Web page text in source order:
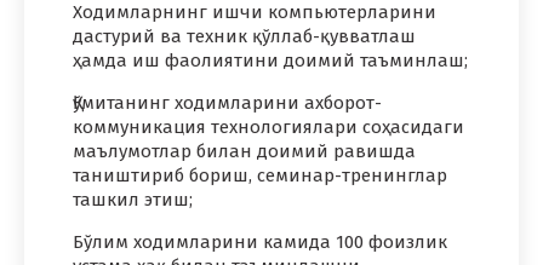
Ходимларнинг ишчи компьютерларини
дастурий ва техник қўллаб-қувватлаш
ҳамда иш фаолиятини доимий таъминлаш;
Қўмитанинг ходимларини ахборот-
коммуникация технологиялари соҳасидаги
маълумотлар билан доимий равишда
таништириб бориш, семинар-тренинглар
ташкил этиш;
Бўлим ходимларини камида 100 фоизлик